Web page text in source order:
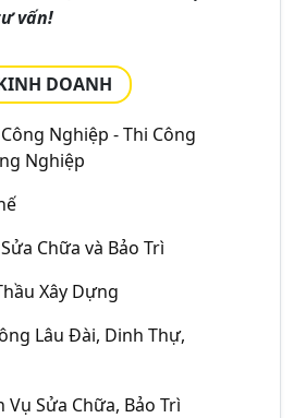
vấn!
DOANH
Nghiệp - Thi Công
Nghiệp
Chữa và Bảo Trì
Xây Dựng
Lâu Đài, Dinh Thự,
Vụ Sửa Chữa, Bảo Trì